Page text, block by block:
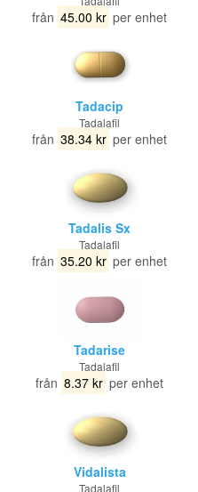
från 45.00 kr per enhet
Tadacip
Tadalafil
från 38.34 kr per enhet
Tadalis Sx
Tadalafil
från 35.20 kr per enhet
Tadarise
Tadalafil
från 8.37 kr per enhet
Vidalista
Tadalafil